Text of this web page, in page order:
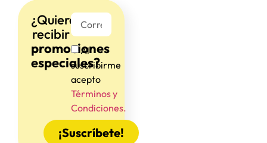
¿Quieres
recibir
promociones
especiales?
Al
suscribirme
acepto
Términos y
Condiciones.
¡Suscríbete!